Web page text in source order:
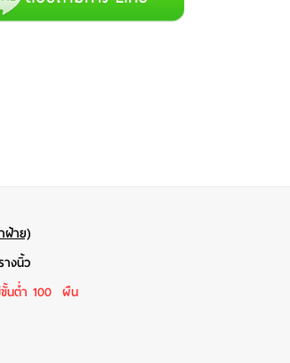
ฝ้าย)
งนิ้ว
ขั้นต่ำ 100 ผืน